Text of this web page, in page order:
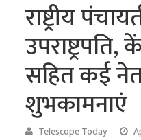
राष्ट्रीय
उपराष्ट्रपति,
सहित कई
शुभकामनाएं
Telescope Today